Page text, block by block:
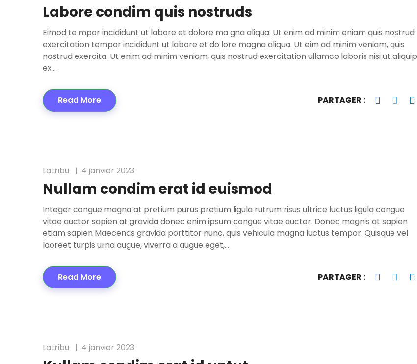
Labore condim quis nostruds
Eimod te mpor incididunt ut labore et dolore ma gna aliqua. Ut enim ad minim eniam quis nostrud
exercitation tempor incididunt ut labore et do lore magna aliqua. Ut eim ad minim veniam, quis
nostrud exercita. Ut enim ad minim veniam, quis nostrud exercitation ullamco laboris nisi ut aliquip
ex…
Read More PARTAGER :
Latribu 4 janvier 2023
Nullam condim erat id euismod
Integer congue magna at pretium purus pretium ligula rutrum risus ultrice luctus ligula congue
vitae auctor sapien at gravida donec enim ipsum congue vitae auctor. Donec magnis at sapien
etiam sapien Maecenas gravida porttitor nunc, quis vehicula magna luctus tempor. Quisque vel
laoreet turpis urna augue, viverra a augue eget,…
Read More PARTAGER :
Latribu 4 janvier 2023